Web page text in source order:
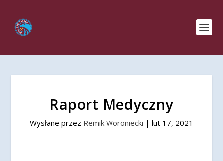
Raport Medyczny
Wysłane przez Remik Woroniecki | lut 17, 2021